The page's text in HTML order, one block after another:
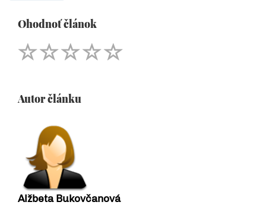
Ohodnoť článok
Autor článku
Alžbeta Bukovčanová